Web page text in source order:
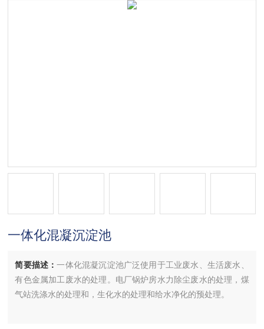
一体化混凝沉淀池
简要描述：一体化混凝沉淀池广泛使用于工业废水、生活废水、
有色金属加工废水的处理。电厂锅炉房水力除尘废水的处理，煤
气站洗涤水的处理和，生化水的处理和给水净化的预处理。